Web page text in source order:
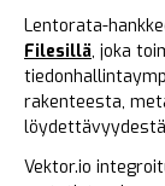
Lentorata-
Filesillä, joka
rakenteesta,
Vektor.io